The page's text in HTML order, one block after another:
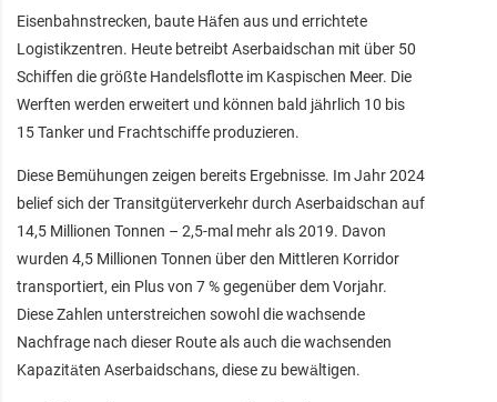
Eisenbahnstrecken, baute Häfen aus und errichtete
Logistikzentren. Heute betreibt Aserbaidschan mit über 50
Schiffen die größte Handelsflotte im Kaspischen Meer. Die
Werften werden erweitert und können bald jährlich 10 bis
15 Tanker und Frachtschiffe produzieren.
Diese Bemühungen zeigen bereits Ergebnisse. Im Jahr 2024
belief sich der Transitgüterverkehr durch Aserbaidschan auf
14,5 Millionen Tonnen – 2,5-mal mehr als 2019. Davon
wurden 4,5 Millionen Tonnen über den Mittleren Korridor
transportiert, ein Plus von 7 % gegenüber dem Vorjahr.
Diese Zahlen unterstreichen sowohl die wachsende
Nachfrage nach dieser Route als auch die wachsenden
Kapazitäten Aserbaidschans, diese zu bewältigen.